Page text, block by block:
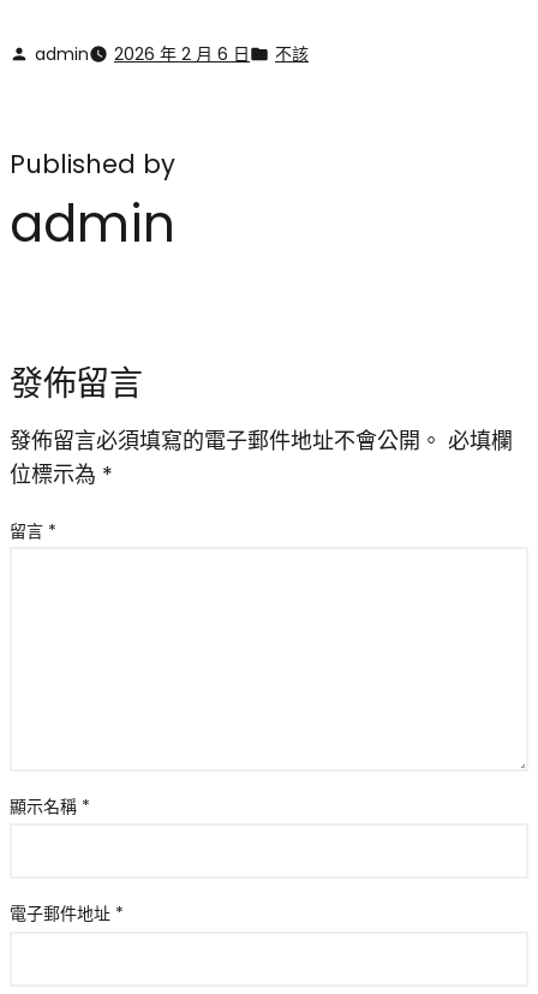
admin 2026 年 2 月 6 日 不該
Published by
admin
發佈留言
發佈留言必須填寫的電子郵件地址不會公開。 必填欄
位標示為 *
留言 *
顯示名稱 *
電子郵件地址 *